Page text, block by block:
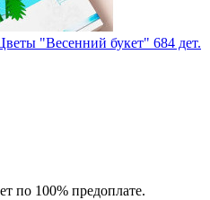
"Весенний букет" 684 дет.
по 100% предоплате.